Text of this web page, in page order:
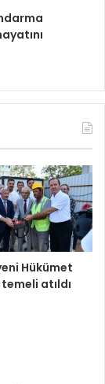
Hükümet
temeli atıldı